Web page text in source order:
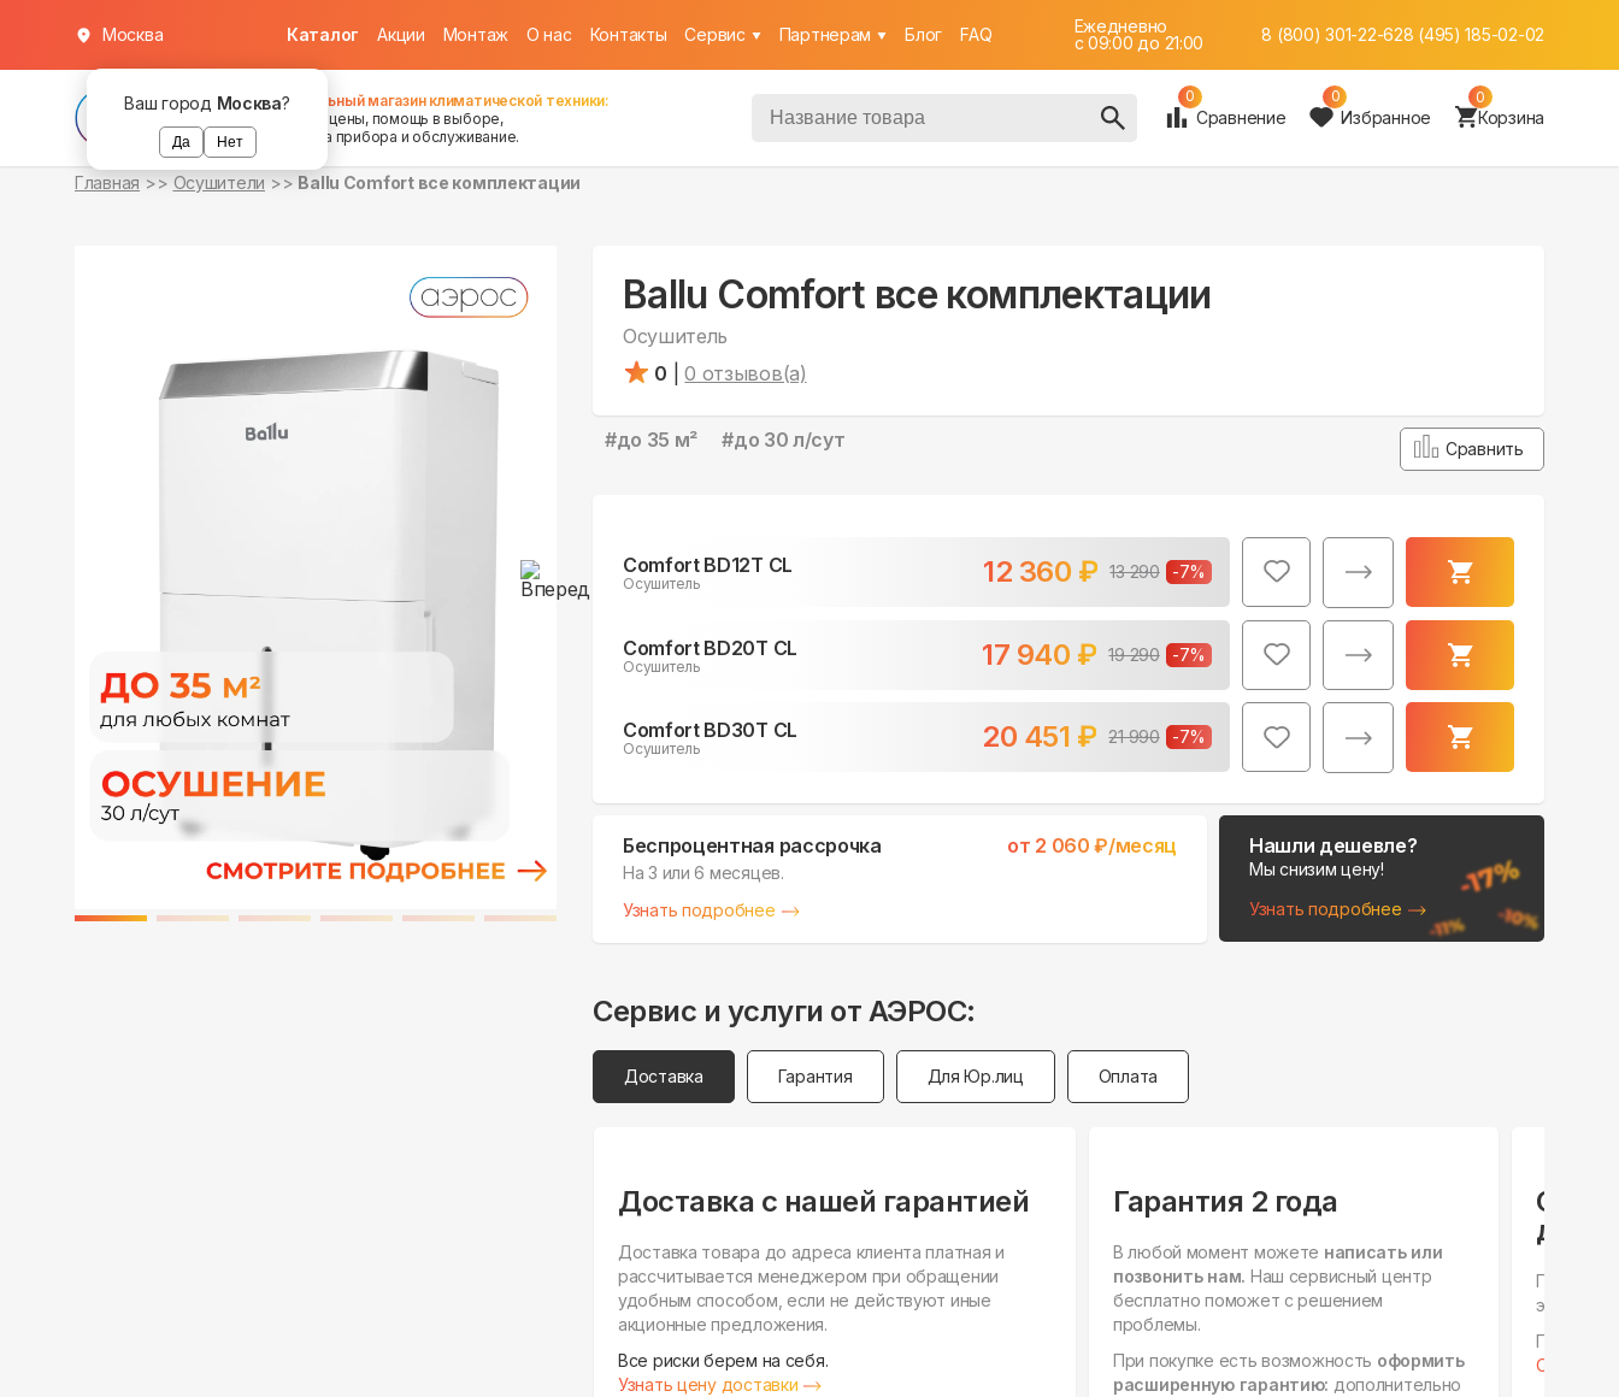
Ваш город Москва?
Да Нет
Москва Каталог Акции Монтаж О нас Контакты Cервис Партнерам Блог FAQ
Ежедневно
c 09:00 до 21:00
8 (800) 301-22-628 (495) 185-02-02
Федеральный магазин климатической техники:
хорошие цены, помощь в выборе,
установка прибора и обслуживание.
0
Сравнение
0
Избранное
0
Корзина
Главная Осушители Ballu Comfort все комплектации
Ballu Comfort все комплектации
Осушитель
0
0 отзывов(а)
#до 35 м² #до 30 л/сут Сравнить
Comfort BD12T CL
Осушитель 12 360 ₽ 13 290 -7%
уточняйте
Comfort BD20T CL
Осушитель 17 940 ₽ 19 290 -7%
уточняйте
Comfort BD30T CL
Осушитель 20 451 ₽ 21 990 -7%
уточняйте
Беспроцентная рассрочка от 2 060 ₽/месяц
На 3 или 6 месяцев.
Узнать подробнее
Нашли дешевле?
Мы снизим цену!
Узнать подробнее
Сервис и услуги от АЭРОС:
Доставка Гарантия Для Юр.лиц Оплата
Доставка с нашей гарантией
Доставка товара до адреса клиента платная и
рассчитывается менеджером при обращении
удобным способом, если не действуют иные
акционные предложения.
Все риски берем на себя.
Узнать цену доставки
Гарантия 2 года
В любой момент можете написать или
позвонить нам. Наш сервисный центр
бесплатно поможет с решением
проблемы.
При покупке есть возможность оформить
расширенную гарантию: дополнительно
для
этапах,
Готовы к